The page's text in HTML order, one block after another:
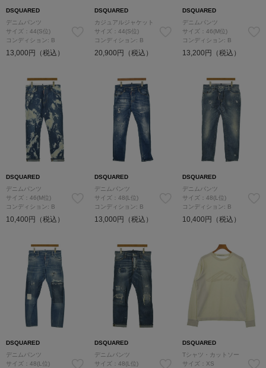
DSQUARED
デニムパンツ
サイズ：44(S位)
コンディション: B
13,000円（税込）
DSQUARED
カジュアルジャケット
サイズ：44(S位)
コンディション: B
20,900円（税込）
DSQUARED
デニムパンツ
サイズ：46(M位)
コンディション: B
13,200円（税込）
DSQUARED
デニムパンツ
サイズ：46(M位)
コンディション: B
10,400円（税込）
DSQUARED
デニムパンツ
サイズ：48(L位)
コンディション: B
13,000円（税込）
DSQUARED
デニムパンツ
サイズ：48(L位)
コンディション: B
10,400円（税込）
DSQUARED
デニムパンツ
サイズ：48(L位)
DSQUARED
デニムパンツ
サイズ：48(L位)
DSQUARED
Tシャツ・カットソー
サイズ：XS